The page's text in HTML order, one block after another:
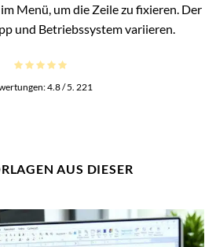
Menü, um die Zeile zu fixieren. Der
und Betriebssystem variieren.
4.8/ 5. 221
AUS DIESER